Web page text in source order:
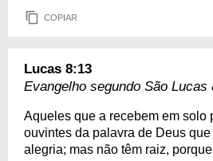
COPIAR
Lucas 8:13
Evangelho segundo São
Aqueles que a recebem em solo
ouvintes da palavra de Deus
alegria; mas não têm raiz,